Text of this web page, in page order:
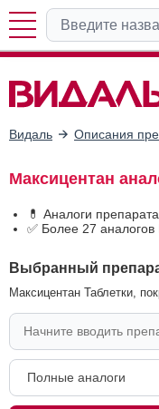
Видаль Описания
Максицентан
💊 Аналоги
✅ Более 27
Выбранный
Максицентан Таблетки,